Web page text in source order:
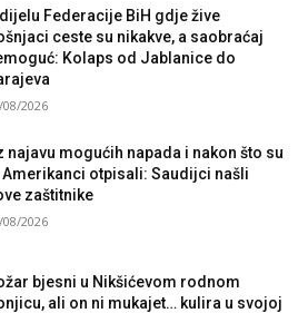
dijelu Federacije BiH gdje žive
ceste su nikakve, a saobraćaj
Kolaps od Jablanice do
08/2026
najavu mogućih napada i nakon što su
Amerikanci otpisali: Saudijci našli
zaštitnike
08/2026
bjesni u Nikšićevom rodnom
ali on ni mukajet… kulira u svojoj